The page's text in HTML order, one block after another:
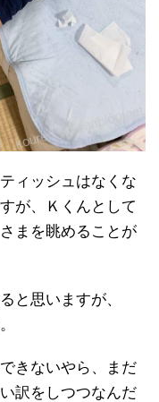
ィッシュはなくな
が、Ｋくんとして
まを眺めることが
と思いますが、
きないやら、まだ
訳をしつつなんだ